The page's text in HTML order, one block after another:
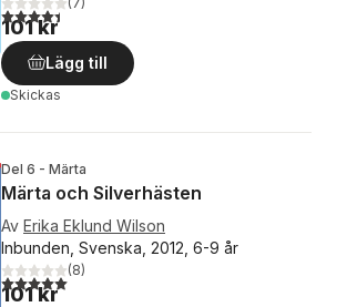
4,4utav 5 stjärnor. Totalt antal röster:
101 kr
Lägg till
Skickas
Del 6 - Märta
Märta och Silverhästen
Av Erika Eklund Wilson
Inbunden, Svenska, 2012, 6-9 år
5,0utav 5 stjärnor. Totalt antal röster:
(8)
101 kr